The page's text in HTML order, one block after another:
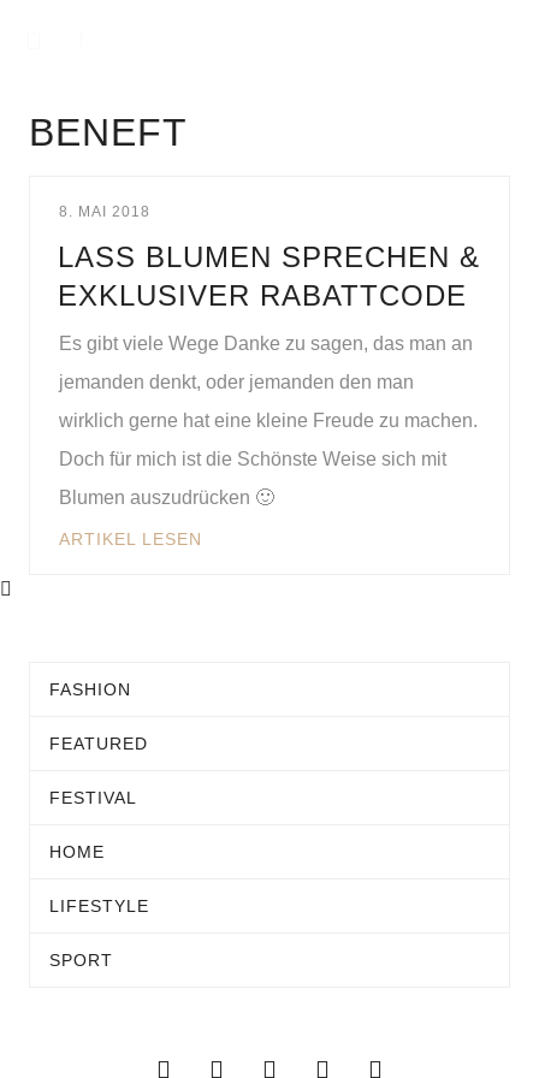
BENEFT
8. MAI 2018
LASS BLUMEN SPRECHEN &
EXKLUSIVER RABATTCODE
Es gibt viele Wege Danke zu sagen, das man an
jemanden denkt, oder jemanden den man
wirklich gerne hat eine kleine Freude zu machen.
Doch für mich ist die Schönste Weise sich mit
Blumen auszudrücken 🙂
ARTIKEL LESEN
FASHION
FEATURED
FESTIVAL
HOME
LIFESTYLE
SPORT